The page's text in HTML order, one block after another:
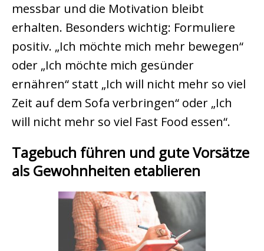
messbar und die Motivation bleibt
erhalten. Besonders wichtig: Formuliere
positiv. „Ich möchte mich mehr bewegen“
oder „Ich möchte mich gesünder
ernähren“ statt „Ich will nicht mehr so viel
Zeit auf dem Sofa verbringen“ oder „Ich
will nicht mehr so viel Fast Food essen“.
Tagebuch führen und gute Vorsätze
als Gewohnheiten etablieren